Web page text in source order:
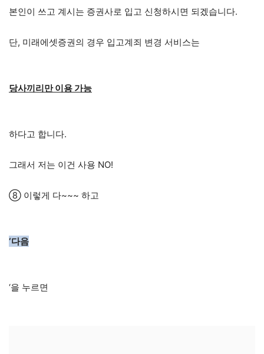
본인이 쓰고 계시는 증권사로 입고 신청하시면 되겠습니다.
단, 미래에셋증권의 경우 입고계죄 변경 서비스는
당사끼리만 이용 가능
하다고 합니다.
그래서 저는 이건 사용 NO!
⑧ 이렇게 다~~~ 하고
‘다음
‘을 누르면